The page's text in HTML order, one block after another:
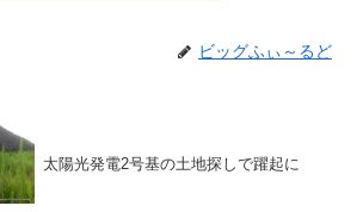
ビッグふぃ～るど
太陽光発電2号基の土地探しで躍起に